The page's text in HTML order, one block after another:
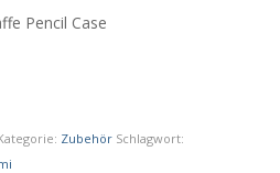
Pencil Case
Zubehör Schlagwort: